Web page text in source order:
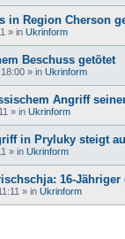
in Region Cherson
» in Ukrinform
Beschuss getötet
» in Ukrinform
Angriff
» in Ukrinform
in Pryluky steigt
» in Ukrinform
16-
» in Ukrinform